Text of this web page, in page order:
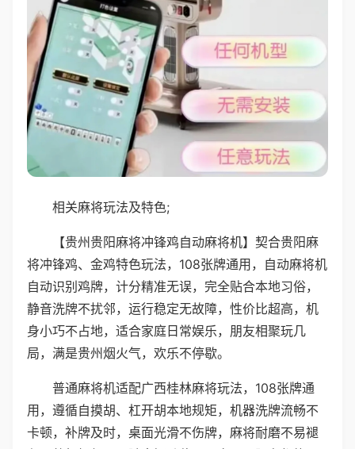
相关麻将玩法及特色;
【贵州贵阳麻将冲锋鸡自动麻将机】契合贵阳麻
将冲锋鸡、金鸡特色玩法，108张牌通用，自动麻将机
自动识别鸡牌，计分精准无误，完全贴合本地习俗，
静音洗牌不扰邻，运行稳定无故障，性价比超高，机
身小巧不占地，适合家庭日常娱乐，朋友相聚玩几
局，满是贵州烟火气，欢乐不停歇。
普通麻将机适配广西桂林麻将玩法，108张牌通
用，遵循自摸胡、杠开胡本地规矩，机器洗牌流畅不
卡顿，补牌及时，桌面光滑不伤牌，麻将耐磨不易褪